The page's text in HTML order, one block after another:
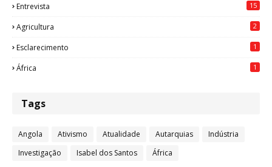
Entrevista 15
Agricultura 2
Esclarecimento 1
África 1
Tags
Angola Ativismo Atualidade Autarquias
Indústria
Investigação
Isabel dos Santos África